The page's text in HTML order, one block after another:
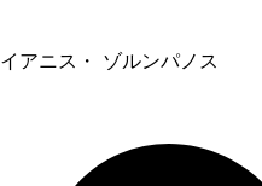
イアニス・ ゾルンパノス